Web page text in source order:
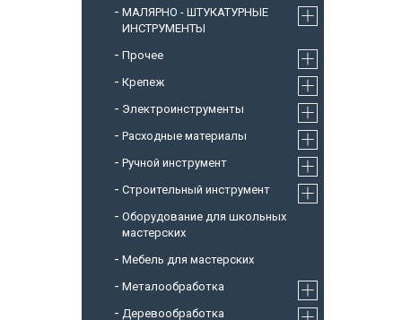
МАЛЯРНО - ШТУКАТУРНЫЕ
ИНСТРУМЕНТЫ
Прочее
Крепеж
Электроинструменты
Расходные материалы
Ручной инструмент
Строительный инструмент
Оборудование для школьных
мастерских
Мебель для мастерских
Металообработка
Деревообработка